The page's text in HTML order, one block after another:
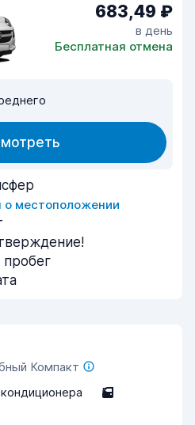
683,49 ₽
в день
Бесплатная отмена
о местоположении
Компакт
5